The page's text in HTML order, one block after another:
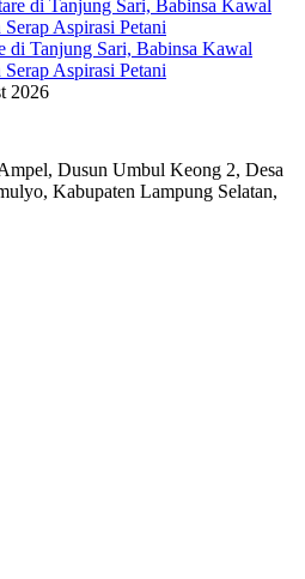
di Tanjung Sari, Babinsa Kawal
Aspirasi Petani
2026
Dusun Umbul Keong 2, Desa
Kabupaten Lampung Selatan,